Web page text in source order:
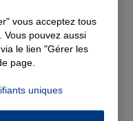
vous acceptez tous
Vous pouvez aussi
le lien "Gérer les
page.
uniques